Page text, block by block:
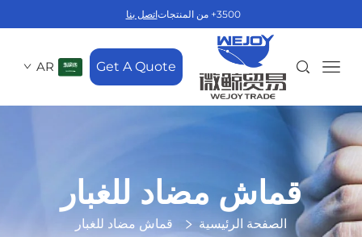
3500+ من المنتجات اتصل بنا
Get A Quote
AR
قماش مضاد للغبار
الصفحة الرئيسية قماش مضاد للغبار